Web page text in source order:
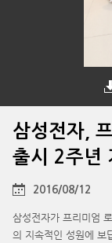
삼성전자,
출시 2주년
2016/08/12
삼성전자가 프리미엄
의 지속적인 성원에 보